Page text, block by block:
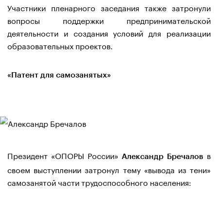
Участники пленарного заседания также затронули
вопросы поддержки предпринимательской
деятельности и создания условий для реализации
образовательных проектов.
«Патент для самозанятых»
Президент «ОПОРЫ России» Александр Бречалов в
своем выступлении затронул тему «вывода из тени»
самозанятой части трудоспособного населения: